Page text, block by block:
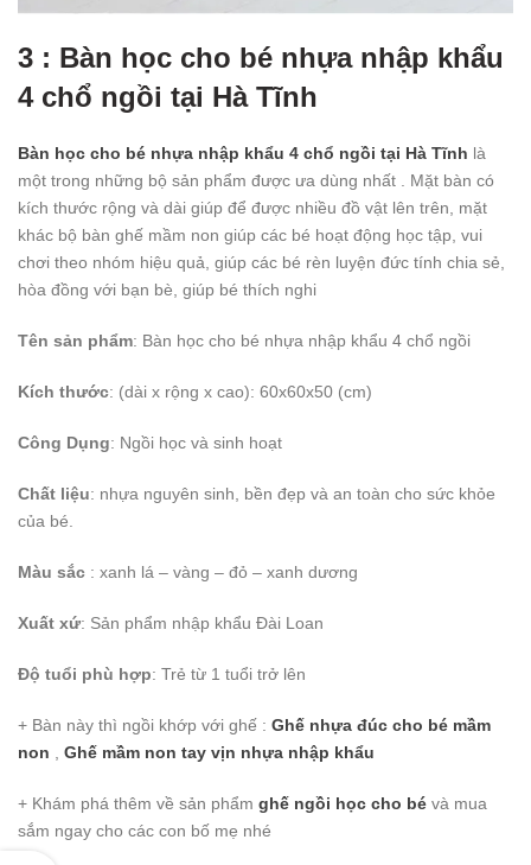
3 : Bàn học cho bé nhựa nhập khẩu
4 chổ ngồi tại Hà Tĩnh
Bàn học cho bé nhựa nhập khẩu 4 chổ ngồi tại Hà Tĩnh là
một trong những bộ sản phẩm được ưa dùng nhất . Mặt bàn có
kích thước rộng và dài giúp để được nhiều đồ vật lên trên, mặt
khác bộ bàn ghế mầm non giúp các bé hoạt động học tập, vui
chơi theo nhóm hiệu quả, giúp các bé rèn luyện đức tính chia sẻ,
hòa đồng với bạn bè, giúp bé thích nghi
Tên sản phẩm: Bàn học cho bé nhựa nhập khẩu 4 chổ ngồi
Kích thước: (dài x rộng x cao): 60x60x50 (cm)
Công Dụng: Ngồi học và sinh hoạt
Chất liệu: nhựa nguyên sinh, bền đẹp và an toàn cho sức khỏe
của bé.
Màu sắc : xanh lá – vàng – đỏ – xanh dương
Xuất xứ: Sản phẩm nhập khẩu Đài Loan
Độ tuổi phù hợp: Trẻ từ 1 tuổi trở lên
+ Bàn này thì ngồi khớp với ghế : Ghế nhựa đúc cho bé mầm
non
Ghế mầm non tay vịn nhựa nhập khẩu
+ Khám phá thêm về sản phẩm ghế ngồi học cho bé và mua
sắm ngay cho các con bố mẹ nhé